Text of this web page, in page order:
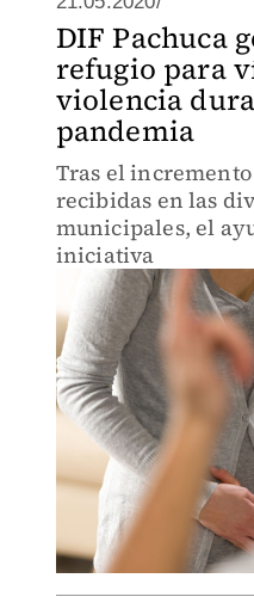
DIF Pachuca
refugio para
violencia
pandemia
Tras el
recibidas en las
municipales, el
iniciativa